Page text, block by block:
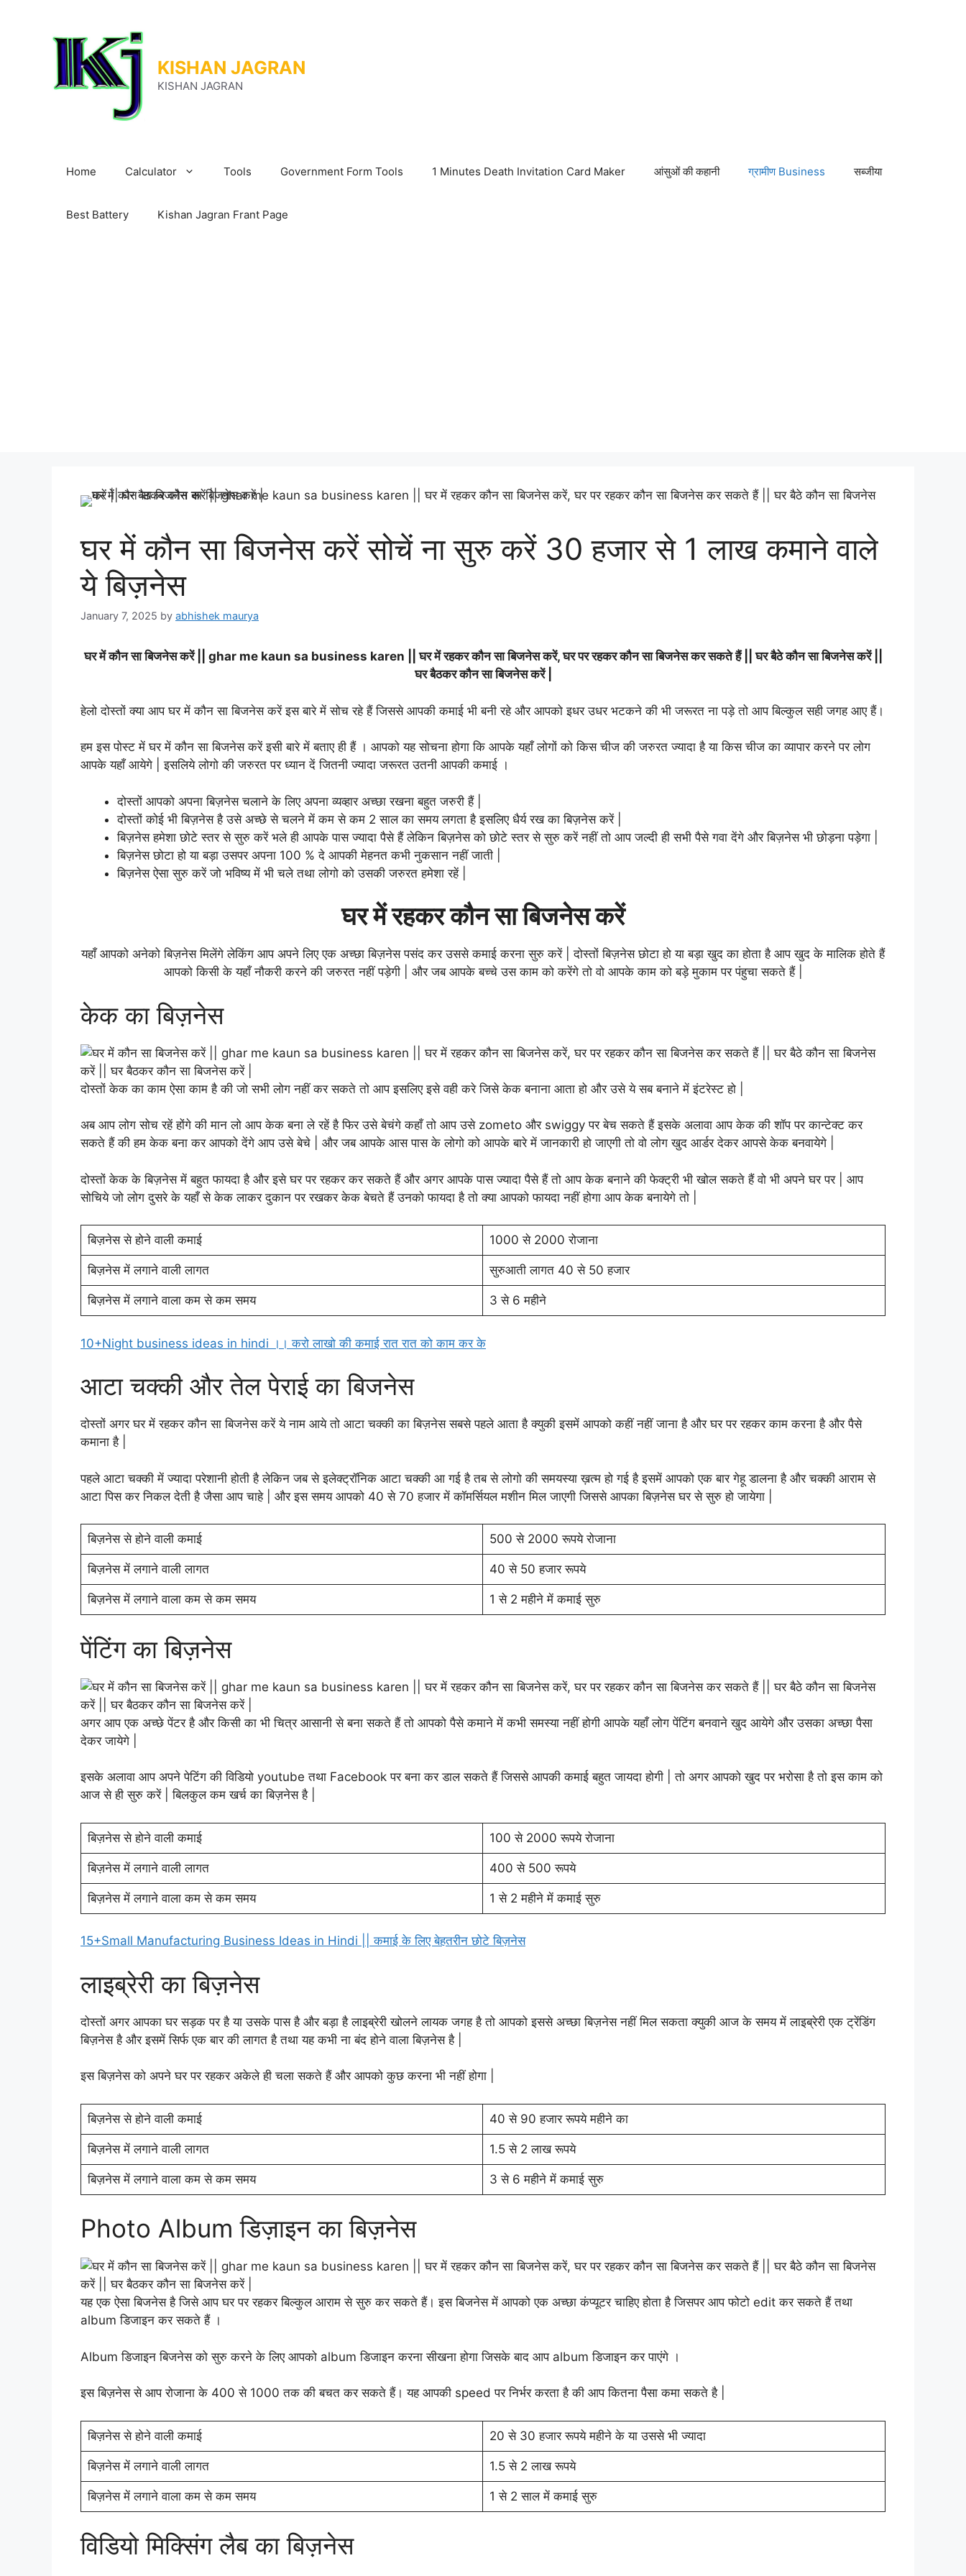
KISHAN JAGRAN
KISHAN JAGRAN
Home Calculator Tools Government Form Tools 1 Minutes Death Invitation Card Maker आंसुओं की कहानी ग्रामीण Business सब्जीया
Best Battery Kishan Jagran Frant Page
घर में कौन सा बिजनेस करें सोचें ना सुरु करें 30 हजार से 1 लाख कमाने वाले
ये बिज़नेस
January 7, 2025 by abhishek maurya
घर में कौन सा बिजनेस करें || ghar me kaun sa business karen || घर में रहकर कौन सा बिजनेस करें, घर पर रहकर कौन सा बिजनेस कर सकते हैं || घर बैठे कौन सा बिजनेस करें ||
घर बैठकर कौन सा बिजनेस करें |
हेलो दोस्तों क्या आप घर में कौन सा बिजनेस करें इस बारे में सोच रहे हैं जिससे आपकी कमाई भी बनी रहे और आपको इधर उधर भटकने की भी जरूरत ना पड़े तो आप बिल्कुल सही जगह आए हैं।
हम इस पोस्ट में घर में कौन सा बिजनेस करें इसी बारे में बताए ही हैं । आपको यह सोचना होगा कि आपके यहाँ लोगों को किस चीज की जरुरत ज्यादा है या किस चीज का व्यापार करने पर लोग
आपके यहाँ आयेगे | इसलिये लोगो की जरुरत पर ध्यान दें जितनी ज्यादा जरूरत उतनी आपकी कमाई ।
दोस्तों आपको अपना बिज़नेस चलाने के लिए अपना व्यव्हार अच्छा रखना बहुत जरुरी हैं |
दोस्तों कोई भी बिज़नेस है उसे अच्छे से चलने में कम से कम 2 साल का समय लगता है इसलिए धैर्य रख का बिज़नेस करें |
बिज़नेस हमेशा छोटे स्तर से सुरु करें भले ही आपके पास ज्यादा पैसे हैं लेकिन बिज़नेस को छोटे स्तर से सुरु करें नहीं तो आप जल्दी ही सभी पैसे गवा देंगे और बिज़नेस भी छोड़ना पड़ेगा |
बिज़नेस छोटा हो या बड़ा उसपर अपना 100 % दे आपकी मेहनत कभी नुकसान नहीं जाती |
बिज़नेस ऐसा सुरु करें जो भविष्य में भी चले तथा लोगो को उसकी जरुरत हमेशा रहें |
घर में रहकर कौन सा बिजनेस करें
यहाँ आपको अनेको बिज़नेस मिलेंगे लेकिंग आप अपने लिए एक अच्छा बिज़नेस पसंद कर उससे कमाई करना सुरु करें | दोस्तों बिज़नेस छोटा हो या बड़ा खुद का होता है आप खुद के मालिक होते हैं
आपको किसी के यहाँ नौकरी करने की जरुरत नहीं पड़ेगी | और जब आपके बच्चे उस काम को करेंगे तो वो आपके काम को बड़े मुकाम पर पंहुचा सकते हैं |
केक का बिज़नेस
दोस्तों केक का काम ऐसा काम है की जो सभी लोग नहीं कर सकते तो आप इसलिए इसे वही करे जिसे केक बनाना आता हो और उसे ये सब बनाने में इंटरेस्ट हो |
अब आप लोग सोच रहें होंगे की मान लो आप केक बना ले रहें है फिर उसे बेचंगे कहाँ तो आप उसे zometo और swiggy पर बेच सकते हैं इसके अलावा आप केक की शॉप पर कान्टेक्ट कर
सकते हैं की हम केक बना कर आपको देंगे आप उसे बेचे | और जब आपके आस पास के लोगो को आपके बारे में जानकारी हो जाएगी तो वो लोग खुद आर्डर देकर आपसे केक बनवायेगे |
दोस्तों केक के बिज़नेस में बहुत फायदा है और इसे घर पर रहकर कर सकते हैं और अगर आपके पास ज्यादा पैसे हैं तो आप केक बनाने की फेक्ट्री भी खोल सकते हैं वो भी अपने घर पर | आप
सोचिये जो लोग दुसरे के यहाँ से केक लाकर दुकान पर रखकर केक बेचते हैं उनको फायदा है तो क्या आपको फायदा नहीं होगा आप केक बनायेगे तो |
बिज़नेस से होने वाली कमाई 1000 से 2000 रोजाना
बिज़नेस में लगाने वाली लागत सुरुआती लागत 40 से 50 हजार
बिज़नेस में लगाने वाला कम से कम समय 3 से 6 महीने
10+Night business ideas in hindi ।। करो लाखो की कमाई रात रात को काम कर के
आटा चक्की और तेल पेराई का बिजनेस
दोस्तों अगर घर में रहकर कौन सा बिजनेस करें ये नाम आये तो आटा चक्की का बिज़नेस सबसे पहले आता है क्युकी इसमें आपको कहीं नहीं जाना है और घर पर रहकर काम करना है और पैसे
कमाना है |
पहले आटा चक्की में ज्यादा परेशानी होती है लेकिन जब से इलेक्ट्रॉनिक आटा चक्की आ गई है तब से लोगो की समयस्या ख़त्म हो गई है इसमें आपको एक बार गेहू डालना है और चक्की आराम से
आटा पिस कर निकल देती है जैसा आप चाहे | और इस समय आपको 40 से 70 हजार में कॉमर्सियल मशीन मिल जाएगी जिससे आपका बिज़नेस घर से सुरु हो जायेगा |
बिज़नेस से होने वाली कमाई 500 से 2000 रूपये रोजाना
बिज़नेस में लगाने वाली लागत 40 से 50 हजार रूपये
बिज़नेस में लगाने वाला कम से कम समय 1 से 2 महीने में कमाई सुरु
पेंटिंग का बिज़नेस
अगर आप एक अच्छे पेंटर है और किसी का भी चित्र आसानी से बना सकते हैं तो आपको पैसे कमाने में कभी समस्या नहीं होगी आपके यहाँ लोग पेंटिंग बनवाने खुद आयेगे और उसका अच्छा पैसा
देकर जायेगे |
इसके अलावा आप अपने पेटिंग की विडियो youtube तथा Facebook पर बना कर डाल सकते हैं जिससे आपकी कमाई बहुत जायदा होगी | तो अगर आपको खुद पर भरोसा है तो इस काम को
आज से ही सुरु करें | बिलकुल कम खर्च का बिज़नेस है |
बिज़नेस से होने वाली कमाई 100 से 2000 रूपये रोजाना
बिज़नेस में लगाने वाली लागत 400 से 500 रूपये
बिज़नेस में लगाने वाला कम से कम समय 1 से 2 महीने में कमाई सुरु
15+Small Manufacturing Business Ideas in Hindi || कमाई के लिए बेहतरीन छोटे बिज़नेस
लाइब्रेरी का बिज़नेस
दोस्तों अगर आपका घर सड़क पर है या उसके पास है और बड़ा है लाइब्रेरी खोलने लायक जगह है तो आपको इससे अच्छा बिज़नेस नहीं मिल सकता क्युकी आज के समय में लाइब्रेरी एक ट्रेंडिंग
बिज़नेस है और इसमें सिर्फ एक बार की लागत है तथा यह कभी ना बंद होने वाला बिज़नेस है |
इस बिज़नेस को अपने घर पर रहकर अकेले ही चला सकते हैं और आपको कुछ करना भी नहीं होगा |
बिज़नेस से होने वाली कमाई 40 से 90 हजार रूपये महीने का
बिज़नेस में लगाने वाली लागत 1.5 से 2 लाख रूपये
बिज़नेस में लगाने वाला कम से कम समय 3 से 6 महीने में कमाई सुरु
Photo Album डिज़ाइन का बिज़नेस
यह एक ऐसा बिजनेस है जिसे आप घर पर रहकर बिल्कुल आराम से सुरु कर सकते हैं। इस बिजनेस में आपको एक अच्छा कंप्यूटर चाहिए होता है जिसपर आप फोटो edit कर सकते हैं तथा
album डिजाइन कर सकते हैं ।
Album डिजाइन बिजनेस को सुरु करने के लिए आपको album डिजाइन करना सीखना होगा जिसके बाद आप album डिजाइन कर पाएंगे ।
इस बिज़नेस से आप रोजाना के 400 से 1000 तक की बचत कर सकते हैं। यह आपकी speed पर निर्भर करता है की आप कितना पैसा कमा सकते है |
बिज़नेस से होने वाली कमाई 20 से 30 हजार रूपये महीने के या उससे भी ज्यादा
बिज़नेस में लगाने वाली लागत 1.5 से 2 लाख रूपये
बिज़नेस में लगाने वाला कम से कम समय 1 से 2 साल में कमाई सुरु
विडियो मिक्सिंग लैब का बिज़नेस